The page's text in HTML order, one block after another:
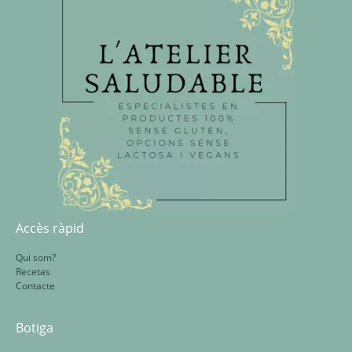
Accès ràpid
Qui som?
Recetas
Contacte
Botiga